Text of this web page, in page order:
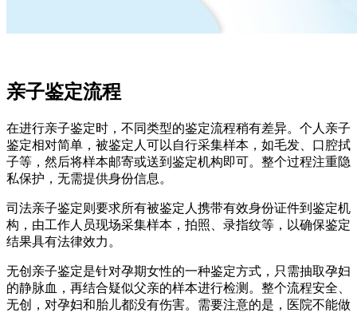
亲子鉴定流程
在进行亲子鉴定时，不同类型的鉴定流程稍有差异。个人亲子
鉴定相对简单，被鉴定人可以自行采集样本，如毛发、口腔拭
子等，然后将样本邮寄或送到鉴定机构即可。整个过程注重隐
私保护，无需提供身份信息。
司法亲子鉴定则要求所有被鉴定人携带有效身份证件到鉴定机
构，由工作人员现场采集样本，拍照、录指纹等，以确保鉴定
结果具有法律效力。
无创亲子鉴定是针对孕期女性的一种鉴定方式，只需抽取孕妇
的静脉血，再结合疑似父亲的样本进行检测。整个流程安全、
无创，对孕妇和胎儿都没有伤害。需要注意的是，医院不能做